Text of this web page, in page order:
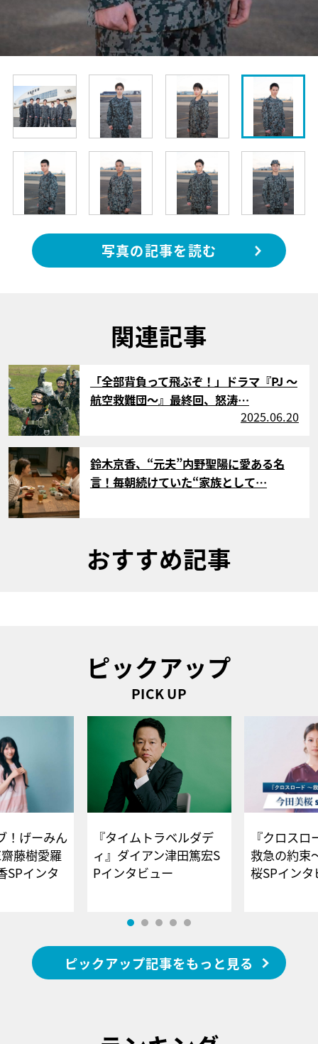
写真の記事を読む
関連記事
サムネイル
「全部背負って飛ぶぞ！」ドラマ『PJ ～
航空救難団～』最終回、怒涛…
2025.06.20
サムネイル
鈴木京香、“元夫”内野聖陽に愛ある名
言！毎朝続けていた“家族として…
おすすめ記事
ピックアップ
PICK UP
！げーみん
藤樹愛羅
SPインタ
『タイムトラベルダデ
ィ』ダイアン津田篤宏S
Pインタビュー
『クロス
救急の約束
桜SPイ
ピックアップ記事をもっと見る